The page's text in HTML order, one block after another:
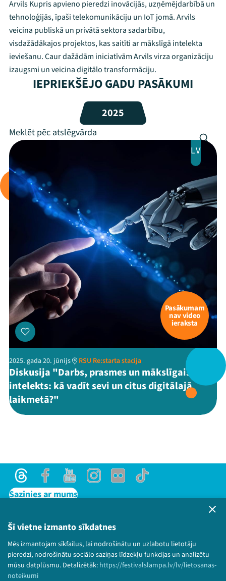
Šī vietne izmanto sīkdatnes
Mēs izmantojam sīkfailus, lai nodrošinātu un uzlabotu lietotāju
pieredzi, nodrošinātu sociālo saziņas līdzekļu funkcijas un analizētu
mūsu datplūsmu. Detalizētāk: https://festivalslampa.lv/lv/lietosanas-
noteikumi
Mana programma
Festivāls
Programma
Jaunumi
Ziedo
Veikals
ThreadsFacebookYoutube
X Instagram
Flick TikTok
Arvils Kupris apvieno pieredzi inovācijās, uzņēmējdarbībā un
tehnoloģijās, īpaši telekomunikāciju un IoT jomā. Arvils
veicina publiskā un privātā sektora sadarbību,
visdažādākajos projektos, kas saitīti ar mākslīgā intelekta
ieviešanu. Caur dažādām iniciatīvām Arvils virza organizāciju
izaugsmi un veicina digitālo transformāciju.
IEPRIEKŠĒJO GADU PASĀKUMI
2025
LV
Pasākumam
nav video
ieraksta
2025. gada 20. jūnijs RSU Re:starta stacija
Diskusija "Darbs, prasmes un mākslīgais
intelekts: kā vadīt sevi un citus digitālajā
laikmetā?"
ThreadsFacebookYoutubeInstagram
Flick TikTok
Sazinies ar mums
Lietošanas noteikumi un sīkdatņu politika
Bērnu aizsardzības politika
© 2026 Sarunu festivāls LAMPA Visas tiesības
paturētas.